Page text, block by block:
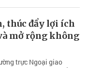
thúc đẩy lợi ích
mở rộng không
trực Ngoại giao